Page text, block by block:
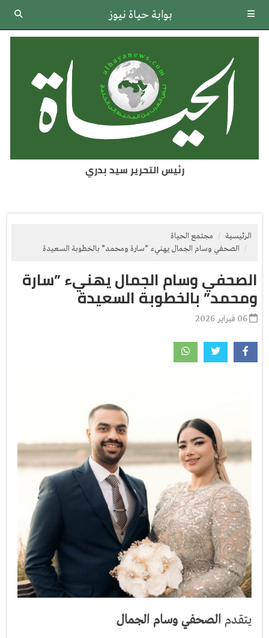
بوابة حياة نيوز
رئيس التحرير سيد بدري
الرئيسية
مجتمع الحياة
الصحفي وسام الجمال يهنيء ”سارة ومحمد” بالخطوبة السعيدة
الصحفي وسام الجمال يهنيء ”سارة
ومحمد” بالخطوبة السعيدة
يتقدم الصحفي وسام الجمال